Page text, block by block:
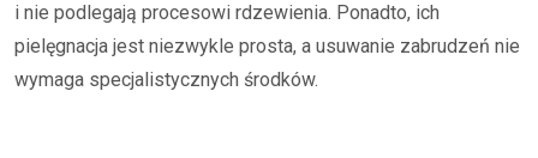
i nie podlegają procesowi rdzewienia. Ponadto, ich
pielęgnacja jest niezwykle prosta, a usuwanie zabrudzeń nie
wymaga specjalistycznych środków.